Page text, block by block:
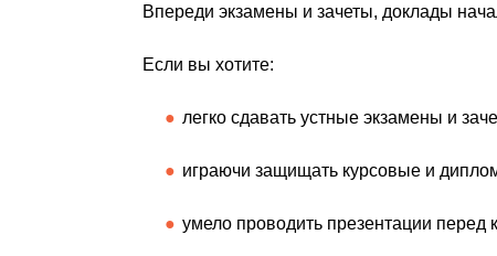
Впереди экзамены и зачеты, доклады
Если вы хотите:
легко сдавать устные экзамены и
играючи защищать курсовые и
умело проводить презентации перед